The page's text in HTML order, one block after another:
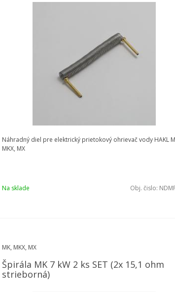
Náhradný diel pre elektrický prietokový ohrievač vody HAKL
MKX, MX
Na sklade Obj. čislo:
MK, MKX, MX
Špirála MK 7 kW 2 ks SET (2x 15,1 ohm
strieborná)